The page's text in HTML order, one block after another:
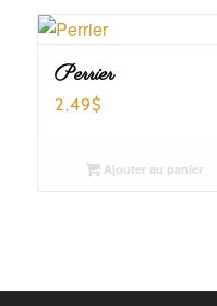
Perrier
2,49$
Ajouter au panier